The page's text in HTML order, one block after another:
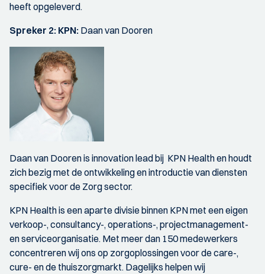
heeft opgeleverd.
Spreker 2: KPN: Daan van Dooren
Daan van Dooren is innovation lead bij KPN Health en houdt
zich bezig met de ontwikkeling en introductie van diensten
specifiek voor de Zorg sector.
KPN Health is een aparte divisie binnen KPN met een eigen
verkoop-, consultancy-, operations-, projectmanagement-
en serviceorganisatie. Met meer dan 150 medewerkers
concentreren wij ons op zorgoplossingen voor de care-,
cure- en de thuiszorgmarkt. Dagelijks helpen wij